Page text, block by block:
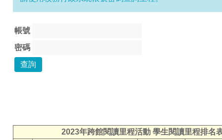
帳號
密碼
2023年跨館閱讀里程活動 學生閱讀里程排名